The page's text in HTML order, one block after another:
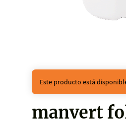
Este producto está
manvert